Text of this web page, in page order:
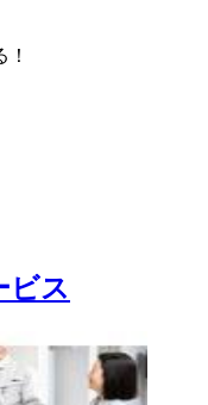
ビス